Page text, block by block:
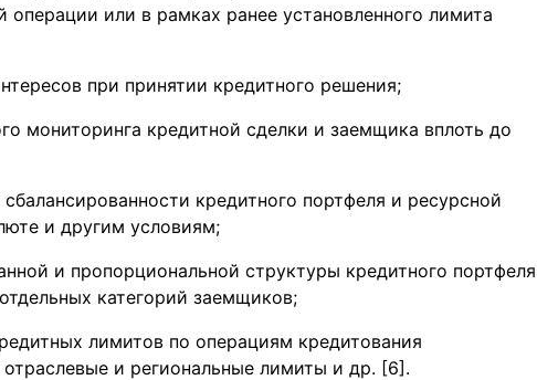
операции или в рамках ранее установленного лимита
при принятии кредитного решения;
мониторинга кредитной сделки и заемщика вплоть до
кредитного портфеля и ресурсной
и другим условиям;
и пропорциональной структуры кредитного портфеля
категорий заемщиков;
лимитов по операциям кредитования
и региональные лимиты и др. [6].